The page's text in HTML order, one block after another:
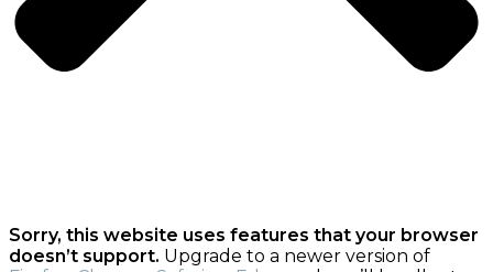
Sorry, this website uses features that your browser
doesn’t support. Upgrade to a newer version of